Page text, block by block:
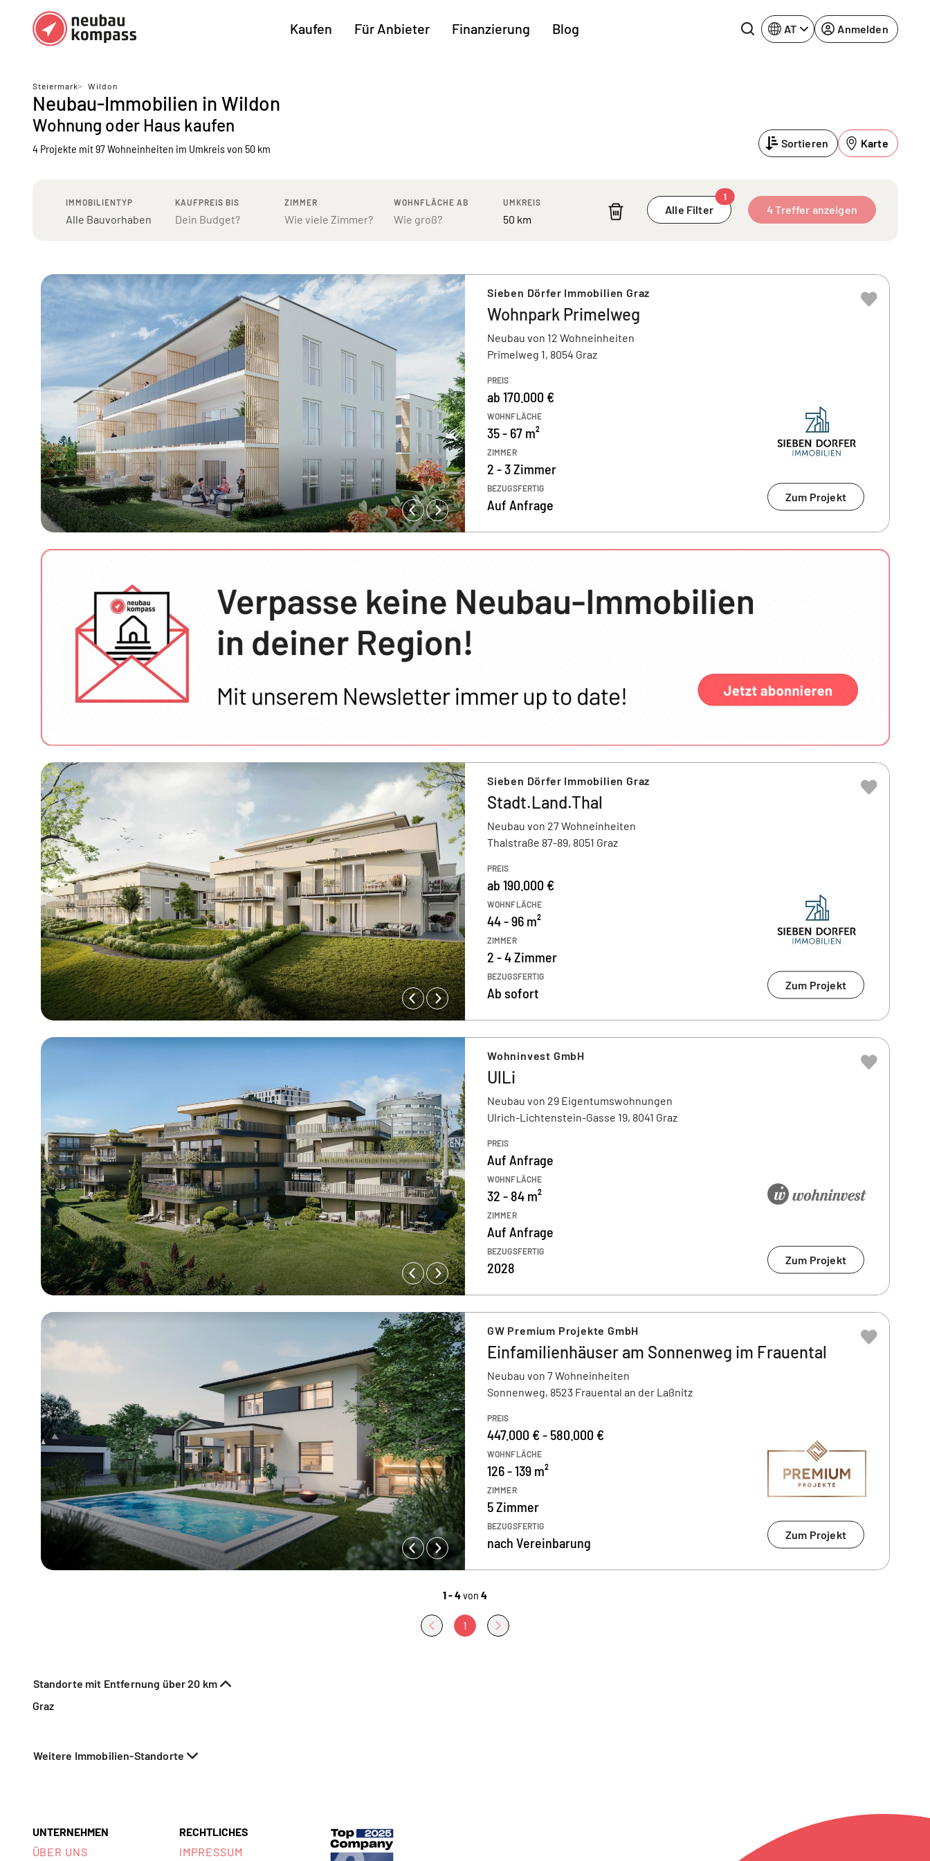
Kaufen
Regionen
Bundesländer DE
Österreich
München
Für Anbieter Finanzierung Blog AT Anmelden
Steiermark> Wildon
Neubau-Immobilien in Wildon
Wohnung oder Haus kaufen
4 Projekte mit 97 Wohneinheiten im Umkreis von 50 km Sortieren Karte
IMMOBILIENTYP KAUFPREIS BIS ZIMMER WOHNFLÄCHE AB UMKREIS
Alle Filter
1
4 Treffer anzeigen
Sieben Dörfer Immobilien Graz
Wohnpark Primelweg
Neubau von 12 Wohneinheiten
Primelweg 1, 8054 Graz
PREIS
ab 170.000 €
WOHNFLÄCHE
35 - 67 m²
ZIMMER
2 - 3 Zimmer
BEZUGSFERTIG
Auf Anfrage Zum Projekt
Sieben Dörfer Immobilien Graz
Stadt.Land.Thal
Neubau von 27 Wohneinheiten
Thalstraße 87-89, 8051 Graz
PREIS
ab 190.000 €
WOHNFLÄCHE
44 - 96 m²
ZIMMER
2 - 4 Zimmer
BEZUGSFERTIG
Ab sofort Zum Projekt
Wohninvest GmbH
UlLi
Neubau von 29 Eigentumswohnungen
Ulrich-Lichtenstein-Gasse 19, 8041 Graz
PREIS
Auf Anfrage
WOHNFLÄCHE
32 - 84 m²
ZIMMER
Auf Anfrage
BEZUGSFERTIG
2028 Zum Projekt
GW Premium Projekte GmbH
Einfamilienhäuser am Sonnenweg im Frauental
Neubau von 7 Wohneinheiten
Sonnenweg, 8523 Frauental an der Laßnitz
PREIS
447.000 € - 580.000 €
WOHNFLÄCHE
126 - 139 m²
ZIMMER
5 Zimmer
BEZUGSFERTIG
nach Vereinbarung Zum Projekt
1 - 4von 4
1
Standorte mit Entfernung über 20 km
Graz
Weitere Immobilien-Standorte
UNTERNEHMEN
ÜBER UNS
RECHTLICHES
IMPRESSUM